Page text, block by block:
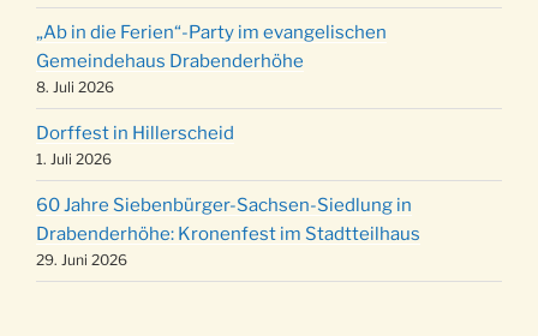
24.12.
Weihnachtsgottesdienst in der Kirche um
15:00 Uhr
24.12.
Weihnachtsgottesdienst in der Kirche um
18:00 Uhr
24.12.
Christmette mit der ev. Jugend in der Kirche
um 23:00 Uhr
31.12.
Gottesdienst zu Silvester in der Kirche um
18:00 Uhr
„Ab in die Ferien“-Party im evangelischen
Gemeindehaus Drabenderhöhe
8. Juli 2026
Dorffest in Hillerscheid
1. Juli 2026
60 Jahre Siebenbürger-Sachsen-Siedlung in
Drabenderhöhe: Kronenfest im Stadtteilhaus
29. Juni 2026